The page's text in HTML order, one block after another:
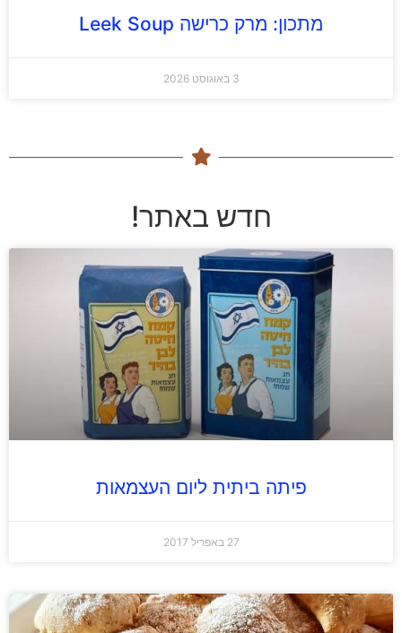
מתכון: מרק כרישה Leek Soup
3 באוגוסט 2026
חדש באתר!
פיתה ביתית ליום העצמאות
27 באפריל 2017